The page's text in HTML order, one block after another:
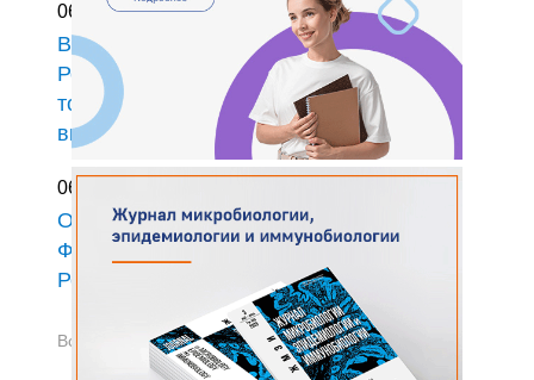
06 июля 2026 г.
В ЦНИИ Эпидемиологии
Роспотребнадзора прошло
торжественное вручение дипломов
выпускникам-ординаторам
06 июля 2026 г.
Открыт прием документов в ординатуру
ФБУН ЦНИИ Эпидемиологии
Роспотребнадзора
Все новости